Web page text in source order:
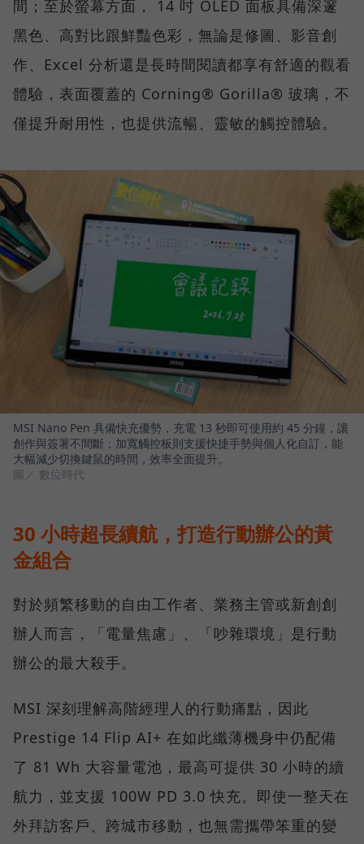
間；至於螢幕方面， 14 吋 OLED 面板具備深邃
黑色、高對比跟鮮豔色彩，無論是修圖、影音創
作、Excel 分析還是長時間閱讀都享有舒適的觀看
體驗，表面覆蓋的 Corning® Gorilla® 玻璃，不
僅提升耐用性，也提供流暢、靈敏的觸控體驗。
MSI Nano Pen 具備快充優勢，充電 13 秒即可使用約 45 分鐘，讓
創作與簽署不間斷；加寬觸控板則支援快捷手勢與個人化自訂，能
大幅減少切換鍵鼠的時間，效率全面提升。
圖／ 數位時代
30 小時超長續航，打造行動辦公的黃
金組合
對於頻繁移動的自由工作者、業務主管或新創創
辦人而言，「電量焦慮」、「吵雜環境」是行動
辦公的最大殺手。
MSI 深刻理解高階經理人的行動痛點，因此
Prestige 14 Flip AI+ 在如此纖薄機身中仍配備
了 81 Wh 大容量電池，最高可提供 30 小時的續
航力，並支援 100W PD 3.0 快充。即使一整天在
外拜訪客戶、跨城市移動，也無需攜帶笨重的變